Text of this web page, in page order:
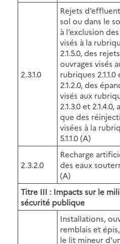
2.3.1.0
Rejets
sol ou dans le
à l’exclusion
visés à la
2.1.5.0, des
ouvrages visés
rubriques 2.1.1.0
2.1.2.0, des
visés aux
2.1.3.0 et 2.1.4.0,
que des
visées à la
5.1.1.0 (A)
2.3.2.0
Recharge
des eaux
(A)
Titre III : Impacts sur le
sécurité publique
Installations,
remblais et
le lit mineur